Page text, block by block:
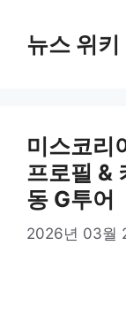
뉴스 위키
미스코리
프로필 &
동 G투어
2026년 03월